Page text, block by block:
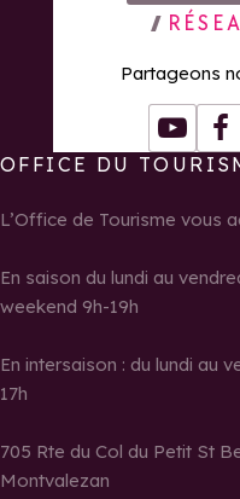
Partageons
Youtube
OFFICE DU
L’Office de Tourisme vous
En saison du lundi au
weekend 9h-19h
En intersaison : du lundi au
17h
705 Rte du Col du Petit St
Montvalezan